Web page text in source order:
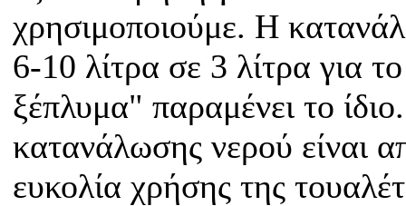
χρησιμοποιούμε. Η
6-10 λίτρα σε 3 λίτρα για
ξέπλυμα" παραμένει το
κατανάλωσης νερού είναι
ευκολία χρήσης της